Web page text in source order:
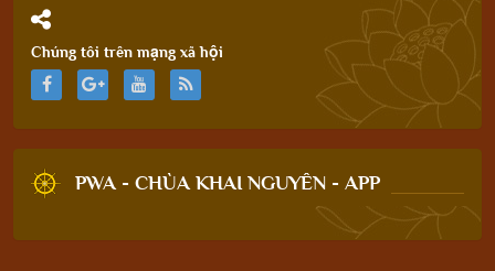
Chúng tôi trên mạng xã hội
PWA - CHÙA KHAI NGUYÊN - APP